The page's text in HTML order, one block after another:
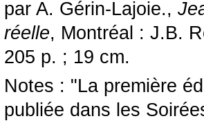
par A. Gérin-Lajoie.,
réelle, Montréal : J.B.
205 p. ; 19 cm.
Notes : "La première
publiée dans les